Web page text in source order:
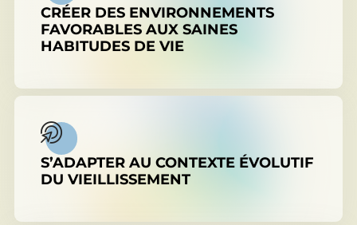
CRÉER DES ENVIRONNEMENTS
FAVORABLES AUX SAINES
HABITUDES DE VIE
S’ADAPTER AU CONTEXTE ÉVOLUTIF
DU VIEILLISSEMENT